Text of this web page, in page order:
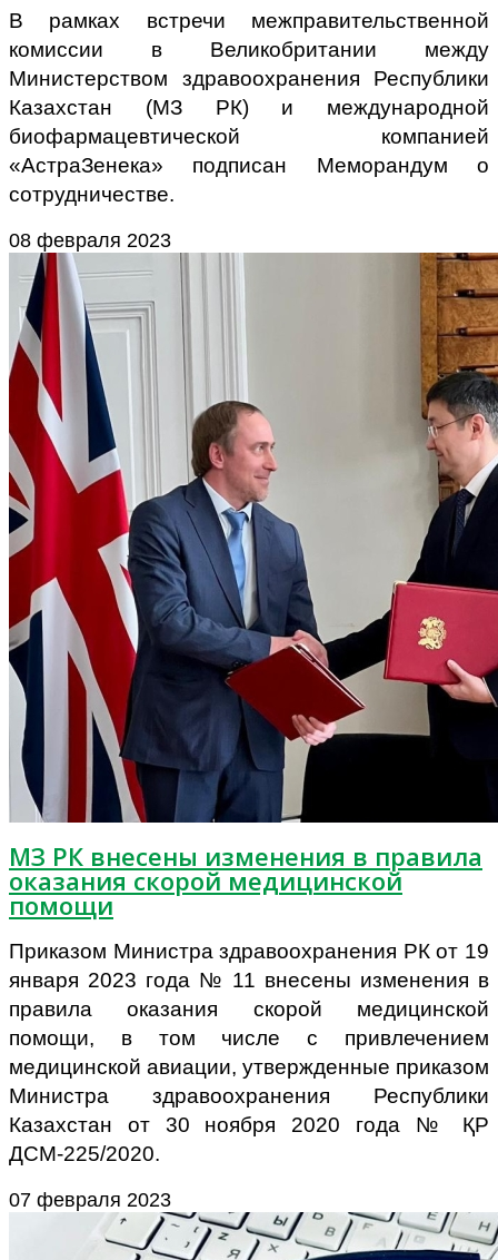
В рамках встречи межправительственной
комиссии в Великобритании между
Министерством здравоохранения Республики
Казахстан (МЗ РК) и международной
биофармацевтической компанией
«АстраЗенека» подписан Меморандум о
сотрудничестве.
08 февраля 2023
МЗ РК внесены изменения в правила
оказания скорой медицинской
помощи
Приказом Министра здравоохранения РК от 19
января 2023 года № 11 внесены изменения в
правила оказания скорой медицинской
помощи, в том числе с привлечением
медицинской авиации, утвержденные приказом
Министра здравоохранения Республики
Казахстан от 30 ноября 2020 года № ҚР
ДСМ-225/2020.
07 февраля 2023